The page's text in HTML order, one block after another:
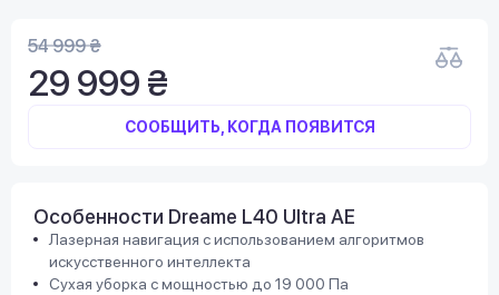
54 999 ₴
29 999 ₴
СООБЩИТЬ, КОГДА ПОЯВИТСЯ
Особенности Dreame L40 Ultra AE
Лазерная навигация с использованием алгоритмов
искусственного интеллекта
Сухая уборка с мощностью до 19 000 Па